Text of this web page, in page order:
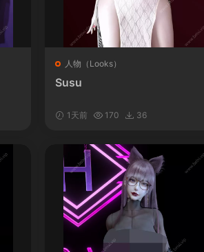
人物（Looks）
Susu
1天前 170 36